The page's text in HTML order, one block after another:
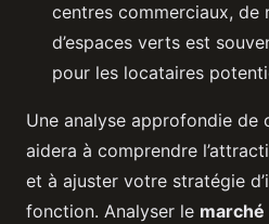
centres commerciaux, de
d’espaces verts est
pour les locataires
Une analyse approfondie de
aidera à comprendre
et à ajuster votre stratégie
fonction. Analyser le